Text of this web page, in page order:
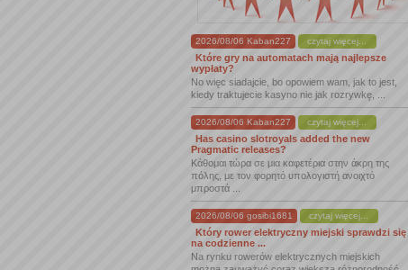
2026/08/06 Kaban227 czytaj więcej...
Które gry na automatach mają najlepsze
wypłaty?
No więc siadajcie, bo opowiem wam, jak to jest,
kiedy traktujecie kasyno nie jak rozrywkę, ...
2026/08/06 Kaban227 czytaj więcej...
Has casino slotroyals added the new
Pragmatic releases?
Κάθομαι τώρα σε μια καφετέρια στην άκρη της
πόλης, με τον φορητό υπολογιστή ανοιχτό
μπροστά ...
2026/08/06 gosibi1681 czytaj więcej...
Który rower elektryczny miejski sprawdzi się
na codzienne ...
Na rynku rowerów elektrycznych miejskich